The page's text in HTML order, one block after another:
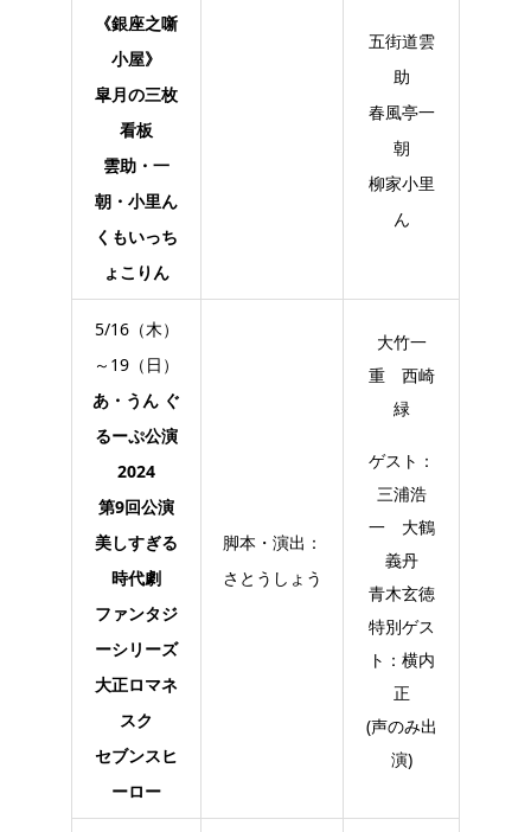
《銀座之噺
小屋》
皐月の三枚
看板
雲助・一
朝・小里ん
くもいっち
ょこりん
五街道雲
助
春風亭一
朝
柳家小里
ん
5/16（木）
～19（日）
あ・うん ぐ
るーぷ公演
2024
第9回公演
美しすぎる
時代劇
ファンタジ
ーシリーズ
大正ロマネ
スク
セブンスヒ
ーロー
脚本・演出：
さとうしょう
大竹一
重 西崎
緑
ゲスト：
三浦浩
一 大鶴
義丹
青木玄徳
特別ゲス
ト：横内
正
(声のみ出
演)